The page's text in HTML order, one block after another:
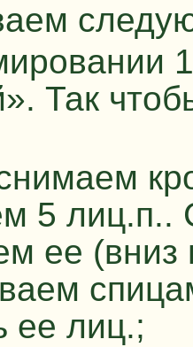
Так
5 лиц.п..
ее
ее лиц.;